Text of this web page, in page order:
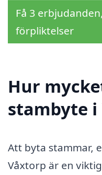
Få 3
förpliktelser
Hur
stambyte i
Att byta stammar,
Våxtorp är en